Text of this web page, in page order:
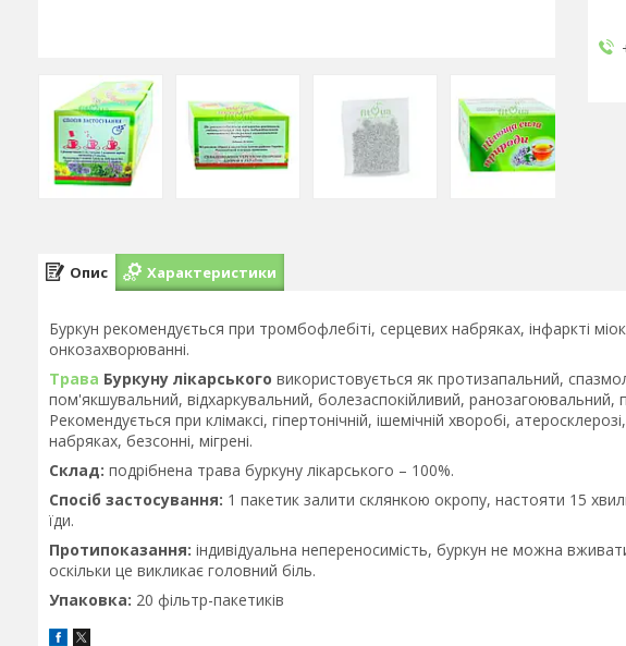
Опис Характеристики
Буркун рекомендується при тромбофлебіті, серцевих набряках, інфаркті
онкозахворюванні.
Трава Буркуну лікарського використовується як протизапальний,
пом'якшувальний, відхаркувальний, болезаспокійливий,
Рекомендується при клімаксі, гіпертонічній, ішемічній хворобі,
набряках, безсонні, мігрені.
Склад: подрібнена трава буркуну лікарського – 100%.
Спосіб застосування: 1 пакетик залити склянкою окропу, настояти 15
їди.
Протипоказання: індивідуальна непереносимість, буркун не можна
оскільки це викликає головний біль.
Упаковка: 20 фільтр-пакетиків